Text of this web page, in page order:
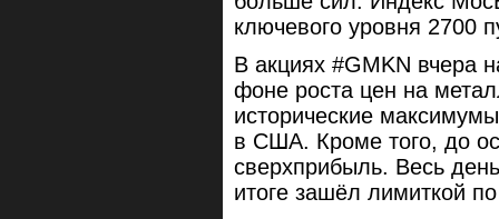
ключевого уровня 2700
В акциях #GMKN вчера
фоне роста цен на
исторические
в США. Кроме того, до
сверхприбыль. Весь
итоге зашёл лимиткой